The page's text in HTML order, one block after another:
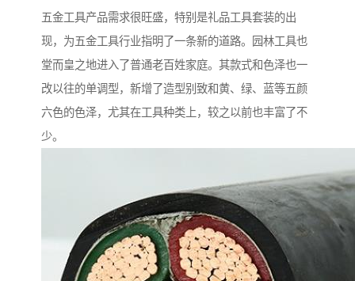
五金工具产品需求很旺盛，特别是礼品工具套装的出
现，为五金工具行业指明了一条新的道路。园林工具也
堂而皇之地进入了普通老百姓家庭。其款式和色泽也一
改以往的单调型，新增了造型别致和黄、绿、蓝等五颜
六色的色泽，尤其在工具种类上，较之以前也丰富了不
少。